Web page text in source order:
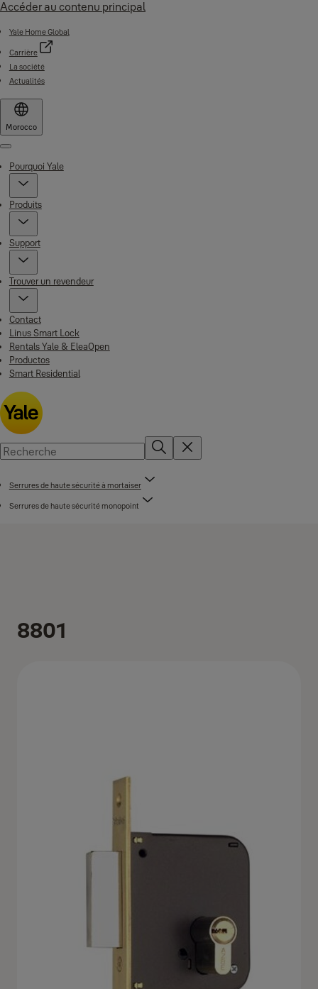
Accéder au contenu principal
Yale Home Global
Carrière
La société
Actualités
Morocco
Menu
Pourquoi Yale
Produits
Support
Trouver un revendeur
Contact
Linus Smart Lock
Rentals Yale & EleaOpen
Productos
Smart Residential
Serrures de haute sécurité à mortaiser
Serrures de haute sécurité monopoint
8801